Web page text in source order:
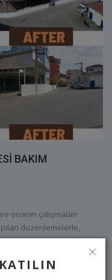
BAKIM
onarım çalışmaları
düzenlemelerle,
Devamını oku